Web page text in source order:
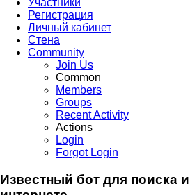
Участники
Регистрация
Личный кабинет
Стена
Community
Join Us
Common
Members
Groups
Recent Activity
Actions
Login
Forgot Login
Известный бот для поиска